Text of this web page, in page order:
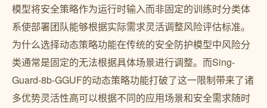
模型将安全策略作为运行时输入而非固定的训练时分类体
系使部署团队能够根据实际需求灵活调整风险评估标准。
为什么选择动态策略功能在传统的安全防护模型中风险分
类通常是固定的无法根据具体场景进行调整。而Sing-
Guard-8b-GGUF的动态策略功能打破了这一限制带来了诸
多优势灵活性高可以根据不同的应用场景和安全需求随时